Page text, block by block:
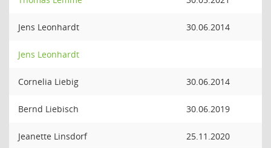
Jens Leonhardt 30.06.2014
Jens Leonhardt
Cornelia Liebig 30.06.2014
Bernd Liebisch 30.06.2019
Jeanette Linsdorf 25.11.2020